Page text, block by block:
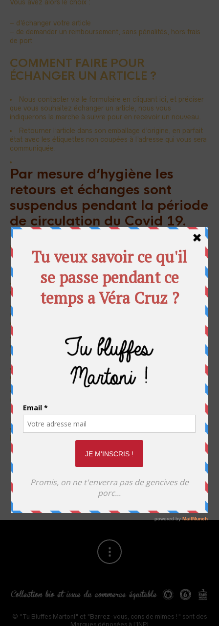
Vous avez alors le choix :
– d’échanger votre article
– de demander un remboursement, sans pénalités, hors frais
de port
COMMENT FAIRE POUR
ÉCHANGER UN ARTICLE ?
Nous contacter via le formulaire en cliquant ici , et préciser
que vous souhaitez échanger un article, nous vous
indiquerons la marche à suivre pour en recevoir un nouveau.
Retourner l’article dans son emballage d’origine, en parfait
état avec les étiquettes non coupées à l’adresse qui vous sera
communiquée.
Par mesure d’hygiène les
retours et échanges sont
suspendus pendant la période
de circulation du Covid 19.
COMMENT FAIRE POUR UN
REMBOURSEMENT ?
Nous contacter via le formulaire encliquant ici, et préciser
que vous souhaitez vous faire rembourser.
Retourner l’article dans son emballage d’origine, en parfait
état avec les étiquettes non coupées à l’adresse qui vous sera
communiquée.
Dans un délai maximum de 14 jours suite à votre
commande, “Tu Bluffes Martoni” vous remboursera l’intégralité
du montant de l’article.
Sauf mention contraire, les frais de retour sont à la charge
du client.
échangés ni remboursés.
Pour plus de détails, consultez nos conditions générales de
vente ou contactez-nous à
© "Tu Bluffes Martoni" et "Barrez-vous, cons de mimes !" sont des
Marques déposées à l'INPI